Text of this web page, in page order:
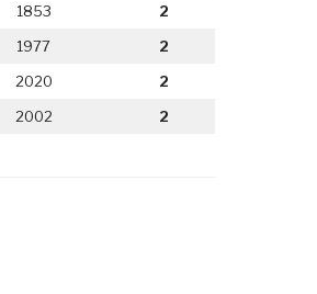
1853
2
1977
2
2020
2
2002 2